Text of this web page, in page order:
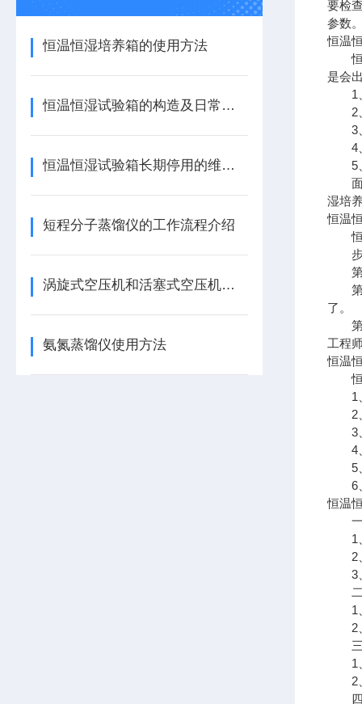
恒温恒湿培养箱的使用方法
恒温恒湿试验箱的构造及日常护理方法
恒温恒湿试验箱长期停用的维护方案
短程分子蒸馏仪的工作流程介绍
涡旋式空压机和活塞式空压机的主要区别
氨氮蒸馏仪使用方法
要检
参数
恒温
恒温
是会
1、
2、
3、
4、
5、
面对
湿培
恒温
恒
步：
第二
第三
了。
第四
工程
恒温
恒
1、
2、
3、
4、
5、
6、
恒温
一
1、
2、
3、
二
1、
2、
三
1、
2、
四